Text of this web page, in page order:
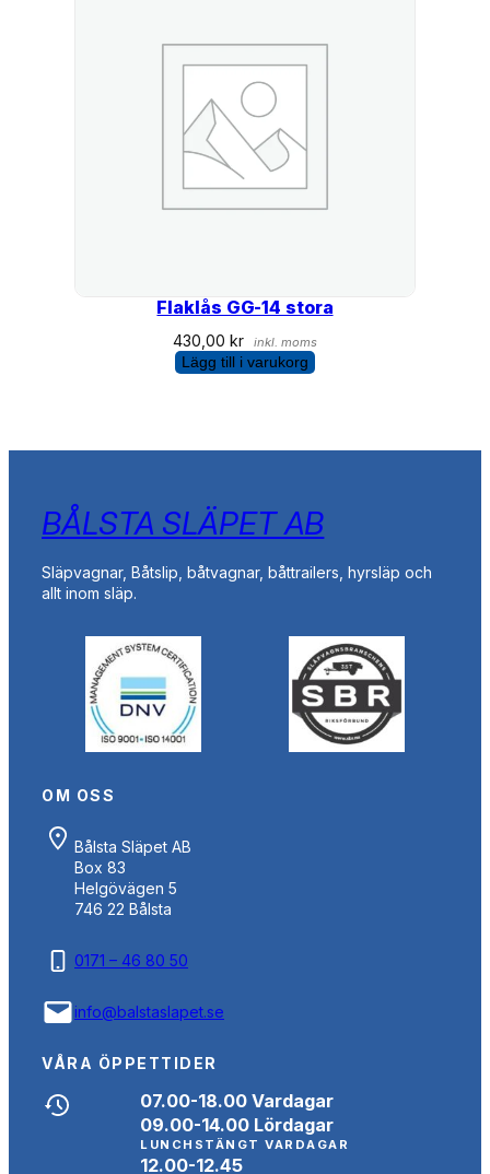
Flaklås GG-14 stora
430,00kr inkl. moms
Lägg till i varukorg
BÅLSTA SLÄPET AB
Släpvagnar, Båtslip, båtvagnar, båttrailers, hyrsläp och
allt inom släp.
OM OSS
Bålsta Släpet AB
Box 83
Helgövägen 5
746 22 Bålsta
0171 – 46 80 50
info@balstaslapet.se
VÅRA ÖPPETTIDER
07.00-18.00 Vardagar
09.00-14.00 Lördagar
LUNCHSTÄNGT VARDAGAR
12.00-12.45